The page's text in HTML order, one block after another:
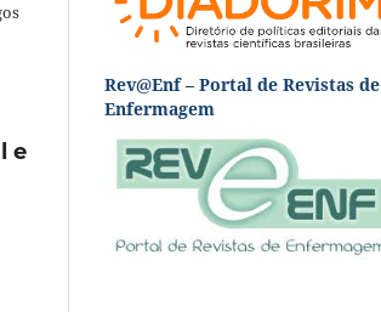
e
Rev@Enf – Portal de Revistas de
Enfermagem